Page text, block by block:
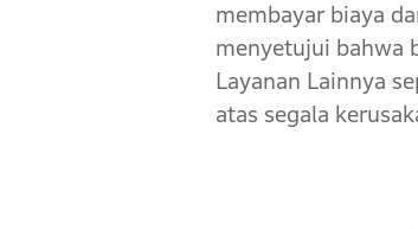
membayar biaya
menyetujui bahwa
Layanan Lainnya
atas segala